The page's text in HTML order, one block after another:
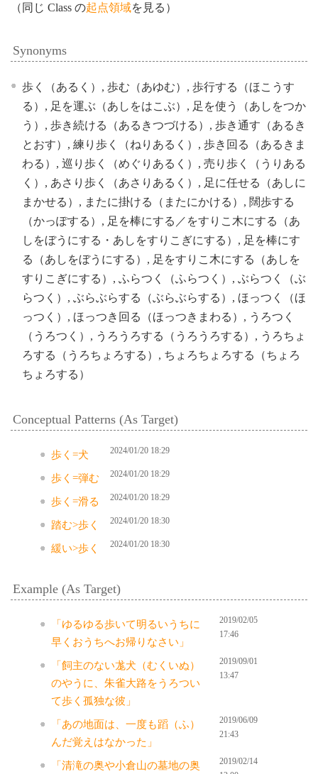
（同じ Class の起点領域を見る）
Synonyms
歩く（あるく）, 歩む（あゆむ）, 歩行する（ほこうす
る）, 足を運ぶ（あしをはこぶ）, 足を使う（あしをつか
う）, 歩き続ける（あるきつづける）, 歩き通す（あるき
とおす）, 練り歩く（ねりあるく）, 歩き回る（あるきま
わる）, 巡り歩く（めぐりあるく）, 売り歩く（うりある
く）, あさり歩く（あさりあるく）, 足に任せる（あしに
まかせる）, またに掛ける（またにかける）, 闊歩する
（かっぽする）, 足を棒にする／をすりこ木にする（あ
しをぼうにする・あしをすりこぎにする）, 足を棒にす
る（あしをぼうにする）, 足をすりこ木にする（あしを
すりこぎにする）, ふらつく（ふらつく）, ぶらつく（ぶ
らつく）, ぶらぶらする（ぶらぶらする）, ほっつく（ほ
っつく）, ほっつき回る（ほっつきまわる）, うろつく
（うろつく）, うろうろする（うろうろする）, うろちょ
ろする（うろちょろする）, ちょろちょろする（ちょろ
ちょろする）
Conceptual Patterns (As Target)
歩く=犬 2024/01/20 18:29
歩く=弾む 2024/01/20 18:29
歩く=滑る 2024/01/20 18:29
踏む>歩く 2024/01/20 18:30
緩い>歩く 2024/01/20 18:30
Example (As Target)
「ゆるゆる歩いて明るいうちに
早くおうちへお帰りなさい」
2019/02/05
17:46
「飼主のない尨犬（むくいぬ）
のやうに、朱雀大路をうろつい
て歩く孤独な彼」
2019/09/01
13:47
「あの地面は、一度も蹈（ふ）
んだ覚えはなかった」
2019/06/09
21:43
「清滝の奥や小倉山の墓地の奥
2019/02/14